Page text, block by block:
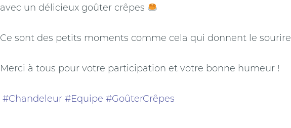
avec un délicieux goûter crêpes
Ce sont des petits moments comme cela qui donnent le sourire
Merci à tous pour votre participation et votre bonne humeur !
#Chandeleur #Equipe #GoûterCrêpes